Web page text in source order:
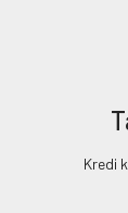
Kredi